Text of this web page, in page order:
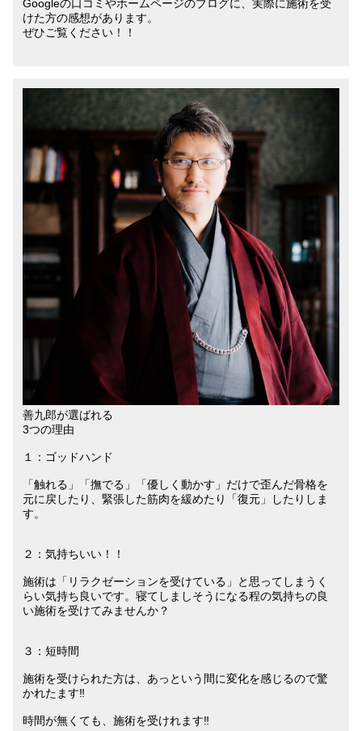
Googleの口コミやホームページのブログに、実際に施術を受
けた方の感想があります。
ぜひご覧ください！！
善九郎が選ばれる
3つの理由
１：ゴッドハンド
「触れる」「撫でる」「優しく動かす」だけで歪んだ骨格を
元に戻したり、緊張した筋肉を緩めたり「復元」したりしま
す。
２：気持ちいい！！
施術は「リラクゼーションを受けている」と思ってしまうく
らい気持ち良いです。寝てしましそうになる程の気持ちの良
い施術を受けてみませんか？
３：短時間
施術を受けられた方は、あっという間に変化を感じるので驚
かれたます‼︎
時間が無くても、施術を受けれます‼︎